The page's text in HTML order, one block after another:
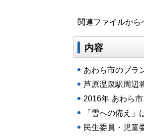
関連ファイルから
内容
あわら市のブラ
芦原温泉駅周辺
2016年 あわら
「雪への備え」
民生委員・児童